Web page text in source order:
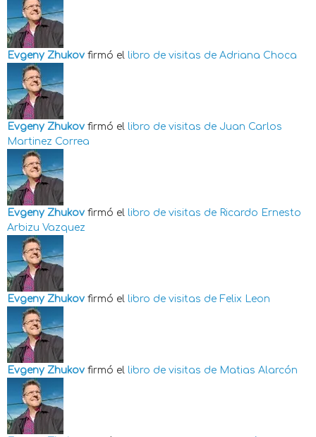
Evgeny Zhukov firmó el libro de visitas de Adriana Choca
Evgeny Zhukov firmó el libro de visitas de Juan Carlos
Martinez Correa
Evgeny Zhukov firmó el libro de visitas de Ricardo Ernesto
Arbizu Vazquez
Evgeny Zhukov firmó el libro de visitas de Felix Leon
Evgeny Zhukov firmó el libro de visitas de Matias Alarcón